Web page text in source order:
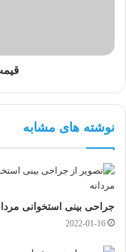
نوشته های مشابه
جراحی بینی استخوانی
2022-01-16